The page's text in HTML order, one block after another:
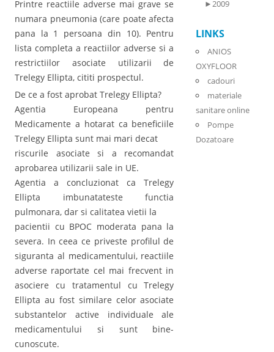
Printre reactiile adverse mai grave se
numara pneumonia (care poate afecta
pana la 1 persoana din 10). Pentru
lista completa a reactiilor adverse si a
restrictiilor asociate utilizarii de
Trelegy Ellipta, cititi prospectul.
De ce a fost aprobat Trelegy Ellipta?
Agentia Europeana pentru
Medicamente a hotarat ca beneficiile
Trelegy Ellipta sunt mai mari decat
riscurile asociate si a recomandat
aprobarea utilizarii sale in UE.
Agentia a concluzionat ca Trelegy
Ellipta imbunatateste functia
pulmonara, dar si calitatea vietii la
pacientii cu BPOC moderata pana la
severa. In ceea ce priveste profilul de
siguranta al medicamentului, reactiile
adverse raportate cel mai frecvent in
asociere cu tratamentul cu Trelegy
Ellipta au fost similare celor asociate
substantelor active individuale ale
medicamentului si sunt bine-
cunoscute.
►2009
LINKS
ANIOS
OXYFLOOR
cadouri
materiale
sanitare online
Pompe
Dozatoare